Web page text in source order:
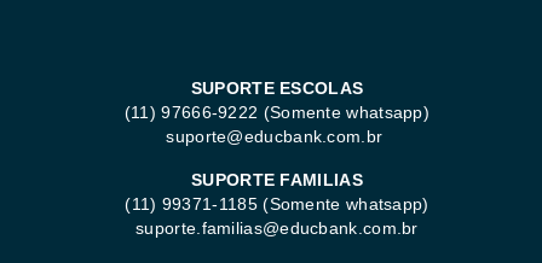
SUPORTE ESCOLAS
(11) 97666-9222 (Somente whatsapp)
suporte@educbank.com.br
SUPORTE FAMILIAS
(11) 99371-1185(Somente whatsapp)
suporte.familias@educbank.com.br